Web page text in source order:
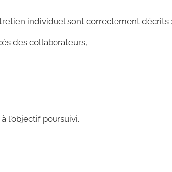
individuel sont correctement décrits :
des collaborateurs,
l’objectif poursuivi.